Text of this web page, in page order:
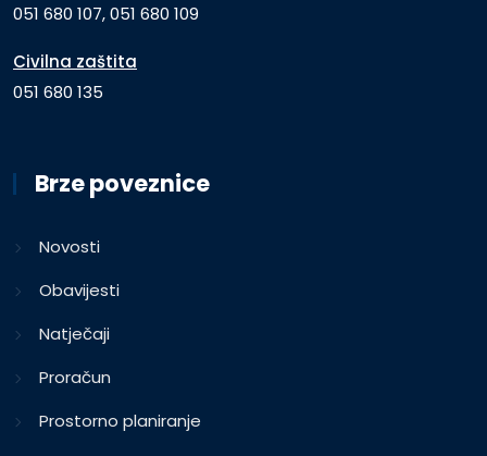
051 680 107, 051 680 109
Civilna zaštita
051 680 135
Brze poveznice
Novosti
Obavijesti
Natječaji
Proračun
Prostorno planiranje